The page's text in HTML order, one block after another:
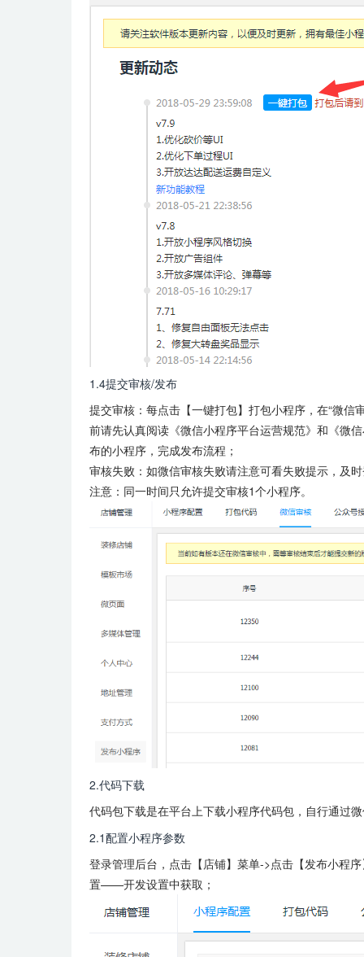
1.4提交审核/发布
提交审核：每点击【一键打包】打包小程序，在“微
前请先认真阅读《微信小程序平台运营规范》和《微
布的小程序，完成发布流程；
审核失败：如微信审核失败请注意可看失败提示，及
注意：同一时间只允许提交审核1个小程序。
2.代码下载
代码包下载是在平台上下载小程序代码包，自行通过
2.1配置小程序参数
登录管理后台，点击【店铺】菜单->点击【发布小程
置——开发设置中获取；